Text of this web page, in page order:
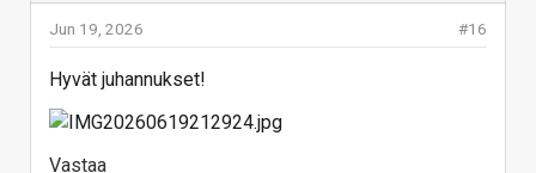
#16
Jun 19, 2026
Hyvät juhannukset!
Vastaa